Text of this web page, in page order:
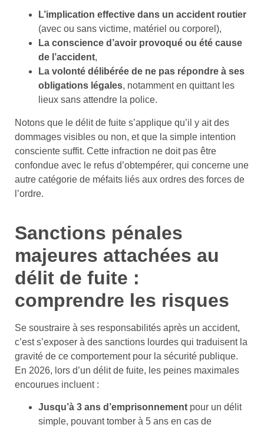
L’implication effective dans un accident routier
(avec ou sans victime, matériel ou corporel),
La conscience d’avoir provoqué ou été cause
de l’accident,
La volonté délibérée de ne pas répondre à ses
obligations légales, notamment en quittant les
lieux sans attendre la police.
Notons que le délit de fuite s’applique qu’il y ait des
dommages visibles ou non, et que la simple intention
consciente suffit. Cette infraction ne doit pas être
confondue avec le refus d’obtempérer, qui concerne une
autre catégorie de méfaits liés aux ordres des forces de
l’ordre.
Sanctions pénales
majeures attachées au
délit de fuite :
comprendre les risques
Se soustraire à ses responsabilités après un accident,
c’est s’exposer à des sanctions lourdes qui traduisent la
gravité de ce comportement pour la sécurité publique.
En 2026, lors d’un délit de fuite, les peines maximales
encourues incluent :
Jusqu’à 3 ans d’emprisonnement pour un délit
simple, pouvant tomber à 5 ans en cas de